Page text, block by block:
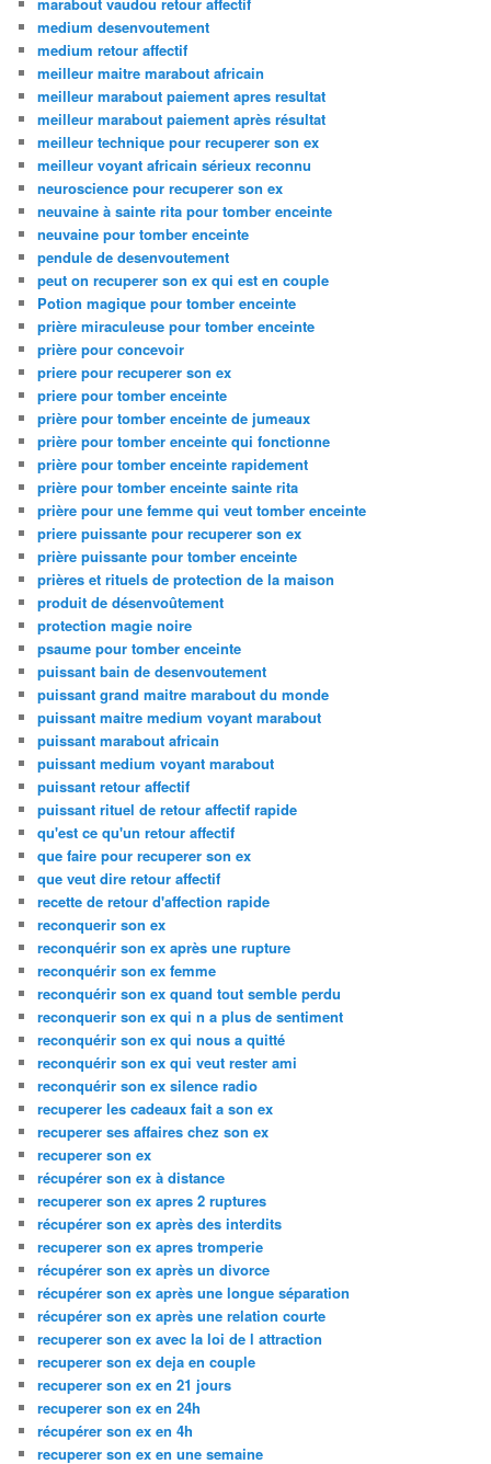
medium desenvoutement
medium retour affectif
meilleur maitre marabout africain
meilleur marabout paiement apres resultat
meilleur marabout paiement après résultat
meilleur technique pour recuperer son ex
meilleur voyant africain sérieux reconnu
neuroscience pour recuperer son ex
neuvaine à sainte rita pour tomber enceinte
neuvaine pour tomber enceinte
pendule de desenvoutement
peut on recuperer son ex qui est en couple
Potion magique pour tomber enceinte
prière miraculeuse pour tomber enceinte
prière pour concevoir
priere pour recuperer son ex
priere pour tomber enceinte
prière pour tomber enceinte de jumeaux
prière pour tomber enceinte qui fonctionne
prière pour tomber enceinte rapidement
prière pour tomber enceinte sainte rita
prière pour une femme qui veut tomber enceinte
priere puissante pour recuperer son ex
prière puissante pour tomber enceinte
prières et rituels de protection de la maison
produit de désenvoûtement
protection magie noire
psaume pour tomber enceinte
puissant bain de desenvoutement
puissant grand maitre marabout du monde
puissant maitre medium voyant marabout
puissant marabout africain
puissant medium voyant marabout
puissant retour affectif
puissant rituel de retour affectif rapide
qu'est ce qu'un retour affectif
que faire pour recuperer son ex
que veut dire retour affectif
recette de retour d'affection rapide
reconquerir son ex
reconquérir son ex après une rupture
reconquérir son ex femme
reconquérir son ex quand tout semble perdu
reconquerir son ex qui n a plus de sentiment
reconquérir son ex qui nous a quitté
reconquérir son ex qui veut rester ami
reconquérir son ex silence radio
recuperer les cadeaux fait a son ex
recuperer ses affaires chez son ex
recuperer son ex
récupérer son ex à distance
recuperer son ex apres 2 ruptures
récupérer son ex après des interdits
recuperer son ex apres tromperie
récupérer son ex après un divorce
récupérer son ex après une longue séparation
récupérer son ex après une relation courte
recuperer son ex avec la loi de l attraction
recuperer son ex deja en couple
recuperer son ex en 21 jours
recuperer son ex en 24h
récupérer son ex en 4h
recuperer son ex en une semaine